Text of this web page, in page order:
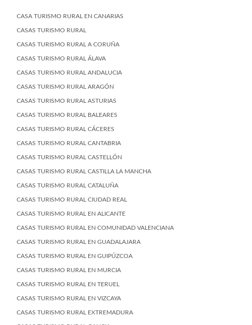
CASA TURISMO RURAL EN CANARIAS
CASAS TURISMO RURAL
CASAS TURISMO RURAL A CORUÑA
CASAS TURISMO RURAL ÁLAVA
CASAS TURISMO RURAL ANDALUCIA
CASAS TURISMO RURAL ARAGÓN
CASAS TURISMO RURAL ASTURIAS
CASAS TURISMO RURAL BALEARES
CASAS TURISMO RURAL CÁCERES
CASAS TURISMO RURAL CANTABRIA
CASAS TURISMO RURAL CASTELLÓN
CASAS TURISMO RURAL CASTILLA LA MANCHA
CASAS TURISMO RURAL CATALUÑA
CASAS TURISMO RURAL CIUDAD REAL
CASAS TURISMO RURAL EN ALICANTE
CASAS TURISMO RURAL EN COMUNIDAD VALENCIANA
CASAS TURISMO RURAL EN GUADALAJARA
CASAS TURISMO RURAL EN GUIPÚZCOA
CASAS TURISMO RURAL EN MURCIA
CASAS TURISMO RURAL EN TERUEL
CASAS TURISMO RURAL EN VIZCAYA
CASAS TURISMO RURAL EXTREMADURA